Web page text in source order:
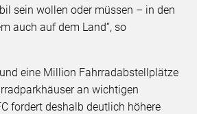
sein wollen oder müssen – in den
auch auf dem Land“, so
eine Million Fahrradabstellplätze
an wichtigen
fordert deshalb deutlich höhere